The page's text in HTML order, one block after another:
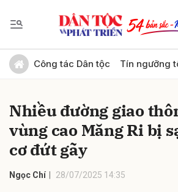
Công tác Dân tộc Tín ngưỡng
Nhiều đường giao
vùng cao Măng Ri bị
cơ đứt gãy
Ngọc Chí 28/07/2025 14:35
Gửi bình luận